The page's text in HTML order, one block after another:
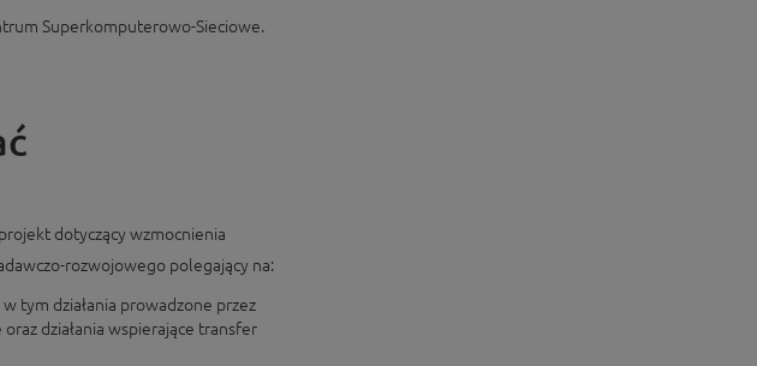
Superkomputerowo-Sieciowe.
dotyczący wzmocnienia
rozwojowego polegający na:
tym działania prowadzone przez
działania wspierające transfer